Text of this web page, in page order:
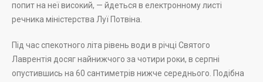
попит на неї високий, — йдеться в електронному листі
речника міністерства Луї Потвіна.
Під час спекотного літа рівень води в річці Святого
Лаврентія досяг найнижчого за чотири роки, в серпні
опустившись на 60 сантиметрів нижче середнього. Подібна